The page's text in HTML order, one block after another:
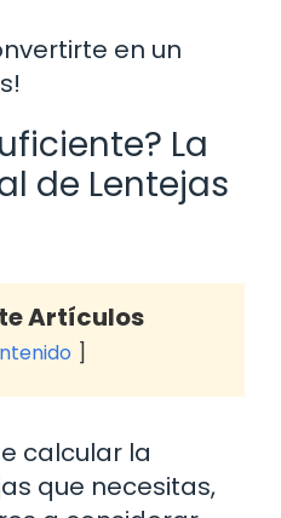
en un
La
de Lentejas
Artículos
calcular la
que necesitas,